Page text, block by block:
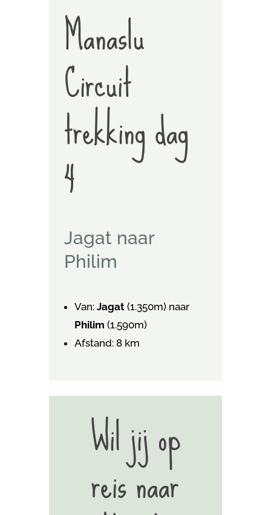
Manaslu
Circuit
trekking dag
4
Jagat naar
Philim
Van:Jagat (1.350m) naar
Philim (1.590m)
Afstand: 8 km
Wil jij op
reis naar